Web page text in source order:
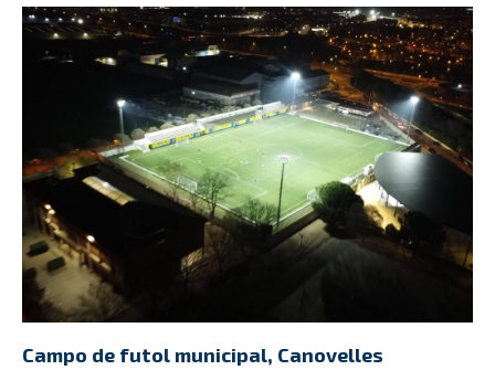
Campo de futol municipal, Canovelles